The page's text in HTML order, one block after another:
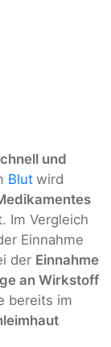
und
Blut wird
Im Vergleich
Einnahme
der Einnahme
an Wirkstoff
bereits im